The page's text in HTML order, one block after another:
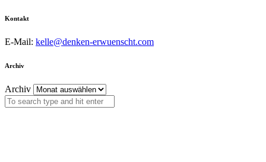
Kontakt
E-Mail: kelle@denken-erwuenscht.com
Archiv
Archiv